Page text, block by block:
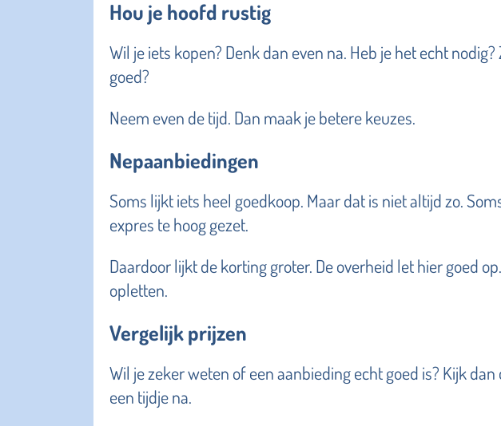
Hou je hoofd rustig
Wil je iets kopen? Denk dan even na. Heb je het echt
goed?
Neem even de tijd. Dan maak je betere keuzes.
Nepaanbiedingen
Soms lijkt iets heel goedkoop. Maar dat is niet altijd zo.
expres te hoog gezet.
Daardoor lijkt de korting groter. De overheid let hier goed
opletten.
Vergelijk prijzen
Wil je zeker weten of een aanbieding echt goed is? Kijk
een tijdje na.